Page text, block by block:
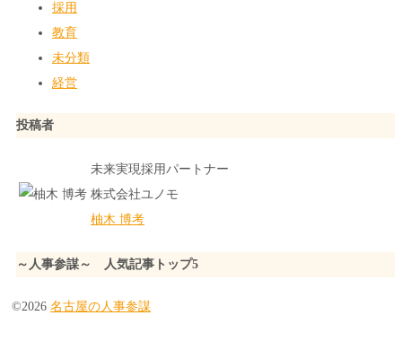
採用
教育
未分類
経営
投稿者
未来実現採用パートナー
株式会社ユノモ
柚木 博考
～人事参謀～ 人気記事トップ5
©2026 名古屋の人事参謀